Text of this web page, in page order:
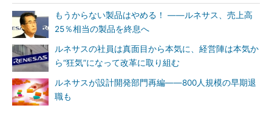
もうからない製品はやめる！ ――ルネサス、売上高
25％相当の製品を終息へ
ルネサスの社員は真面目から本気に、経営陣は本気か
ら“狂気”になって改革に取り組む
ルネサスが設計開発部門再編――800人規模の早期退
職も